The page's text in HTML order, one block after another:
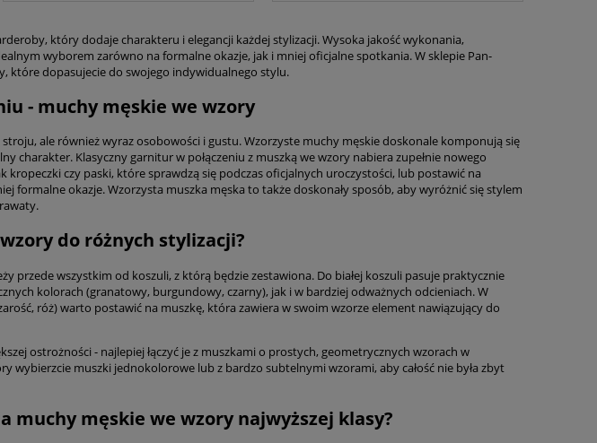
który dodaje charakteru i elegancji każdej stylizacji. Wysoka jakość wykonania,
wyborem zarówno na formalne okazje, jak i mniej oficjalne spotkania. W sklepie Pan-
które dopasujecie do swojego indywidualnego stylu.
- muchy męskie we wzory
ale również wyraz osobowości i gustu. Wzorzyste muchy męskie doskonale komponują się
charakter. Klasyczny garnitur w połączeniu z muszką we wzory nabiera zupełnie nowego
czy paski, które sprawdzą się podczas oficjalnych uroczystości, lub postawić na
formalne okazje. Wzorzysta muszka męska to także doskonały sposób, aby wyróżnić się stylem
do różnych stylizacji?
przede wszystkim od koszuli, z którą będzie zestawiona. Do białej koszuli pasuje praktycznie
kolorach (granatowy, burgundowy, czarny), jak i w bardziej odważnych odcieniach. W
róż) warto postawić na muszkę, która zawiera w swoim wzorze element nawiązujący do
ostrożności - najlepiej łączyć je z muszkami o prostych, geometrycznych wzorach w
wybierzcie muszki jednokolorowe lub z bardzo subtelnymi wzorami, aby całość nie była zbyt
muchy męskie we wzory najwyższej klasy?